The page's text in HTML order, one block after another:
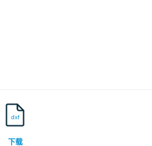
dxf
下载